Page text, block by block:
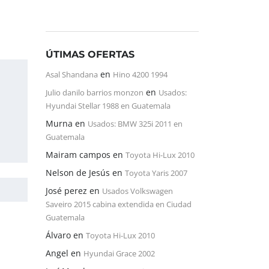
ÚTIMAS OFERTAS
Asal Shandana en Hino 4200 1994
Julio danilo barrios monzon en Usados:
Hyundai Stellar 1988 en Guatemala
Murna en Usados: BMW 325i 2011 en
Guatemala
Mairam campos en Toyota Hi-Lux 2010
Nelson de Jesús en Toyota Yaris 2007
José perez en Usados Volkswagen
Saveiro 2015 cabina extendida en Ciudad
Guatemala
Álvaro en Toyota Hi-Lux 2010
Angel en Hyundai Grace 2002